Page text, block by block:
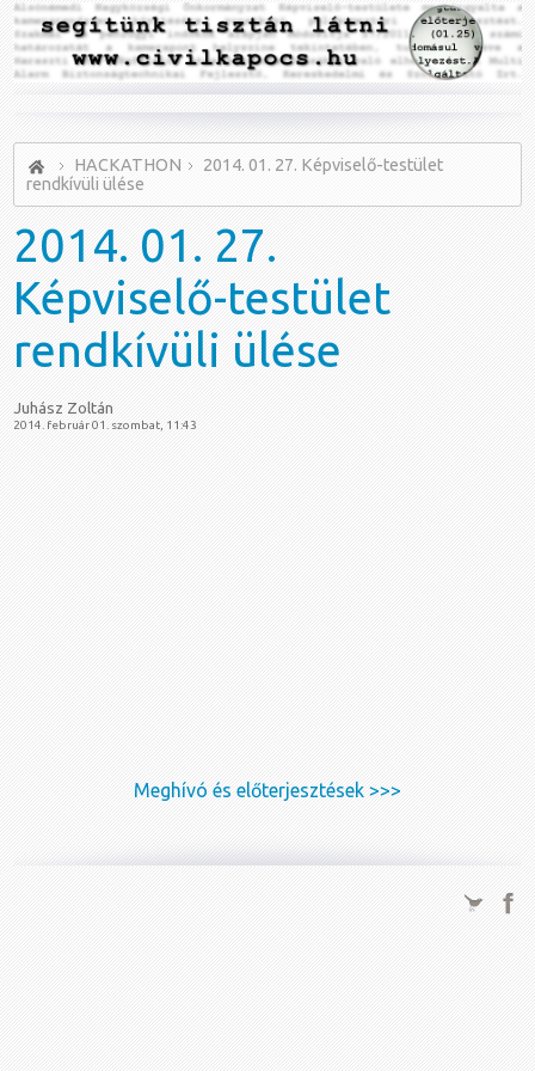
HACKATHON
2014. 01. 27. Képviselő-testület
rendkívüli ülése
2014. 01. 27.
Képviselő-testület
rendkívüli ülése
Juhász Zoltán
2014. február 01. szombat, 11:43
Meghívó és előterjesztések >>>